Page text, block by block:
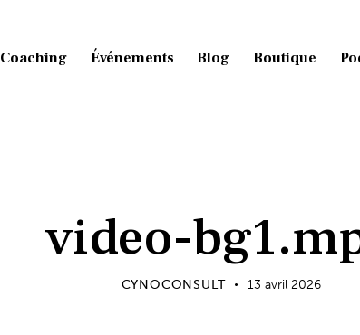
Coaching Événements Blog Boutique
video-
CYNOCONSULT 13 avril 2026